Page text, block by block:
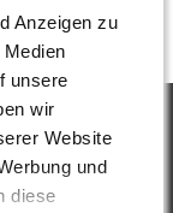
Anzeigen zu
unsere
wir
Website
und
diese